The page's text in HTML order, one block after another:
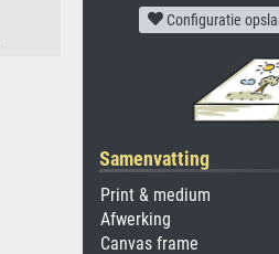
Configuratie
Samenvatting
Print & medium
Afwerking
Canvas frame